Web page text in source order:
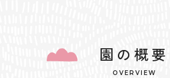
園の概要
OVERVIEW